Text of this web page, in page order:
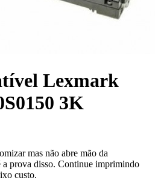
Lexmark
3K
mas não abre mão da
a prova disso. Continue imprimindo
custo.